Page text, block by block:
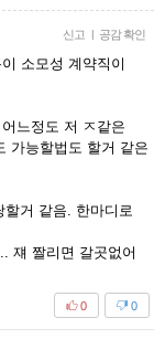
신고 | 공감 확인
소모성 계약직이
느정도 저 ㅈ같은
가능할법도 할거 같은
거 같음. 한마디로
쟤 짤리면 갈곳없어
0
0